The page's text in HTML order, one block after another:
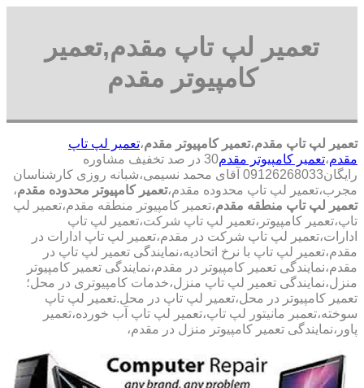
تعمیر لپ تاپ مقدم,تعمیر
کامپیوتر مقدم
تعمیر لپ تاپ مقدم،تعمیر کامپیوتر مقدم،تعمیر لپ تاپ
مقدم،تعمیر کامپیوتر مقدم
30 در صد تخفیف مشاوره
رایگان09126268033 آقای محمد نسیمی،شبانه روزی کارشناسان
مجرب،تعمیر لپ تاپ محدوده مقدم،تعمیر کامپیوتر محدوده مقدم،
تعمیر لپ تاپ منطقه مقدم،تعمیر کامپیوتر منطقه مقدم،تعمیر لپ
تاپ،تعمیر کامپیوتر،تعمیر لپ تاپ شرکت،تعمیر لپ تاپ
ادارات،تعمیر لپ تاپ شرکت در مقدم،تعمیر لپ تاپ ادارات در
مقدم،تعمیر لپ تاپ با نرخ اتحادیه،نمایندگی تعمیر لپ تاپ در
مقدم،نمایندگی تعمیر کامپیوتر در مقدم،نمایندگی تعمیر کامپیوتر
منزل،نمایندگی تعمیر لپ تاپ منزل،خدمات کامپیوتری در محل؛
تعمیر کامپیوتر در محل،تعمیر لپ تاپ در محل.تعمیر لپ تاپ
سوخته،تعمبر مانیتور لپ تاپ،تعمیر لپ تاپ آب خورده،تعمیر
پاور،نمایندگی تعمیر کامپیوتر منزل در مقدم،